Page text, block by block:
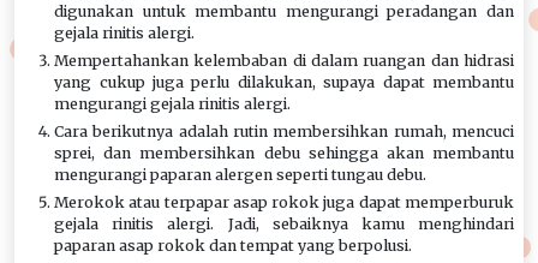
digunakan untuk membantu mengurangi peradangan dan
gejala rinitis alergi.
Mempertahankan kelembaban di dalam ruangan dan hidrasi
yang cukup juga perlu dilakukan, supaya dapat membantu
mengurangi gejala rinitis alergi.
Cara berikutnya adalah rutin membersihkan rumah, mencuci
sprei, dan membersihkan debu sehingga akan membantu
mengurangi paparan alergen seperti tungau debu.
Merokok atau terpapar asap rokok juga dapat memperburuk
gejala rinitis alergi. Jadi, sebaiknya kamu menghindari
paparan asap rokok dan tempat yang berpolusi.